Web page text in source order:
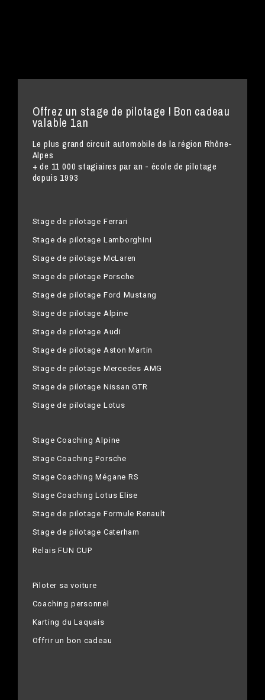
Offrez un stage de pilotage ! Bon cadeau
valable 1an
Le plus grand circuit automobile de la région Rhône-
Alpes
+ de 11 000 stagiaires par an - école de pilotage
depuis 1993
Stage de pilotage Ferrari
Stage de pilotage Lamborghini
Stage de pilotage McLaren
Stage de pilotage Porsche
Stage de pilotage Ford Mustang
Stage de pilotage Alpine
Stage de pilotage Audi
Stage de pilotage Aston Martin
Stage de pilotage Mercedes AMG
Stage de pilotage Nissan GTR
Stage de pilotage Lotus
Stage Coaching Alpine
Stage Coaching Porsche
Stage Coaching Mégane RS
Stage Coaching Lotus Elise
Stage de pilotage Formule Renault
Stage de pilotage Caterham
Relais FUN CUP
Piloter sa voiture
Coaching personnel
Karting du Laquais
Offrir un bon cadeau